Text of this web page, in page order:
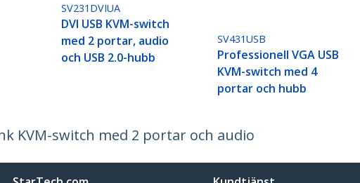
SV231DVIUA
DVI USB KVM-switch
med 2 portar, audio
och USB 2.0-hubb
SV431USB
Professionell VGA USB
KVM-switch med 4
portar och hubb
KVM-switch med 2 portar och audio